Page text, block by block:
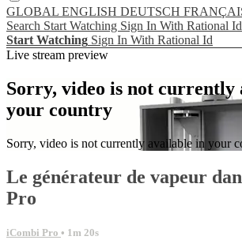
GLOBAL ENGLISH DEUTSCH
Search Start Watching Sign In With Rational Id
Start Watching Sign In With Rational Id
Live stream preview
Sorry, video is not currently
your country
Sorry, video is not currently available in your
Le générateur de vapeur
Pro
iCombi Pro • 1m 20s